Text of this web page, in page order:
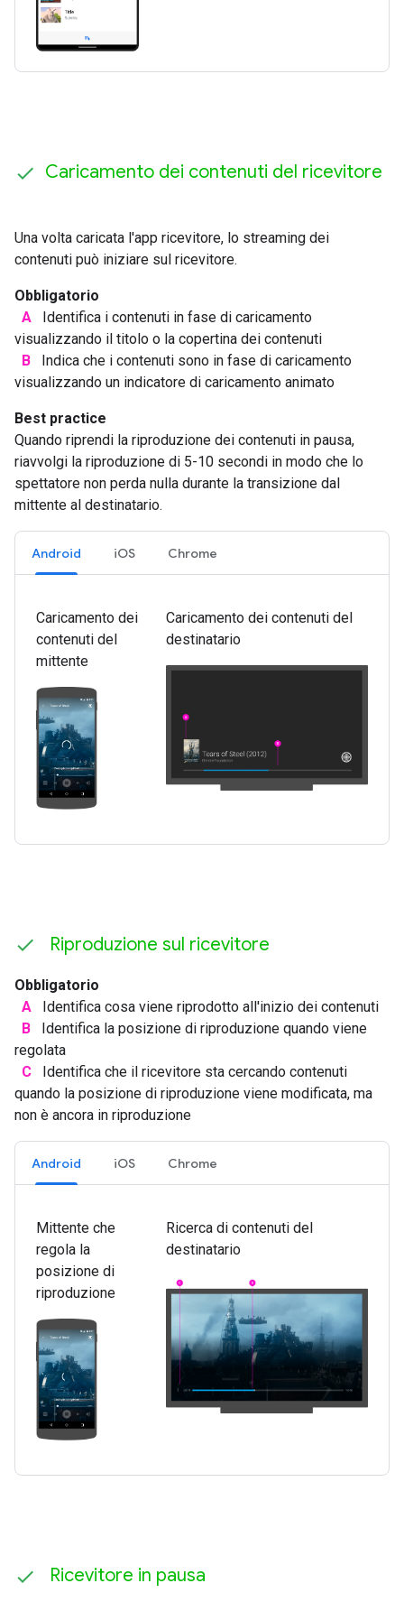
Caricamento dei contenuti del ricevitore
Una volta caricata l'app ricevitore, lo streaming dei
contenuti può iniziare sul ricevitore.
Obbligatorio
A
Identifica i contenuti in fase di caricamento
visualizzando il titolo o la copertina dei contenuti
B
Indica che i contenuti sono in fase di caricamento
visualizzando un indicatore di caricamento animato
Best practice
Quando riprendi la riproduzione dei contenuti in pausa,
riavvolgi la riproduzione di 5-10 secondi in modo che lo
spettatore non perda nulla durante la transizione dal
mittente al destinatario.
Android iOS Chrome
Caricamento dei
contenuti del
mittente
Caricamento dei contenuti del
destinatario
Riproduzione sul ricevitore
Obbligatorio
A
Identifica cosa viene riprodotto all'inizio dei contenuti
B
Identifica la posizione di riproduzione quando viene
regolata
C
Identifica che il ricevitore sta cercando contenuti
quando la posizione di riproduzione viene modificata, ma
non è ancora in riproduzione
Android iOS Chrome
Mittente che
regola la
posizione di
riproduzione
Ricerca di contenuti del
destinatario
Ricevitore in pausa